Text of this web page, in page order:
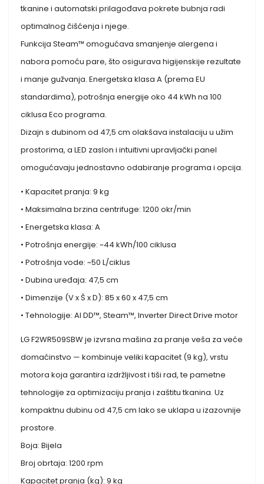
tkanine i automatski prilagođava pokrete bubnja radi
optimalnog čišćenja i njege.
Funkcija Steam™ omogućava smanjenje alergena i
nabora pomoću pare, što osigurava higijenskije rezultate
i manje gužvanja. Energetska klasa A (prema EU
standardima), potrošnja energije oko 44 kWh na 100
ciklusa Eco programa.
Dizajn s dubinom od 47,5 cm olakšava instalaciju u užim
prostorima, a LED zaslon i intuitivni upravljački panel
omogućavaju jednostavno odabiranje programa i opcija.
• Kapacitet pranja: 9 kg
• Maksimalna brzina centrifuge: 1200 okr/min
• Energetska klasa: A
• Potrošnja energije: ~44 kWh/100 ciklusa
• Potrošnja vode: ~50 L/ciklus
• Dubina uređaja: 47,5 cm
• Dimenzije (V x Š x D): 85 x 60 x 47,5 cm
• Tehnologije: AI DD™, Steam™, Inverter Direct Drive motor
LG F2WR509SBW je izvrsna mašina za pranje veša za veće
domaćinstvo — kombinuje veliki kapacitet (9 kg), vrstu
motora koja garantira izdržljivost i tiši rad, te pametne
tehnologije za optimizaciju pranja i zaštitu tkanina. Uz
kompaktnu dubinu od 47,5 cm lako se uklapa u izazovnije
prostore.
Boja: Bijela
Broj obrtaja: 1200 rpm
Kapacitet pranja (kg): 9 kg